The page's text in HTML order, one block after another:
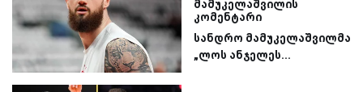
მამუკელაშვილის
კომენტარი
სანდრო მამუკელაშვილმა
„ლოს ანჯელეს...